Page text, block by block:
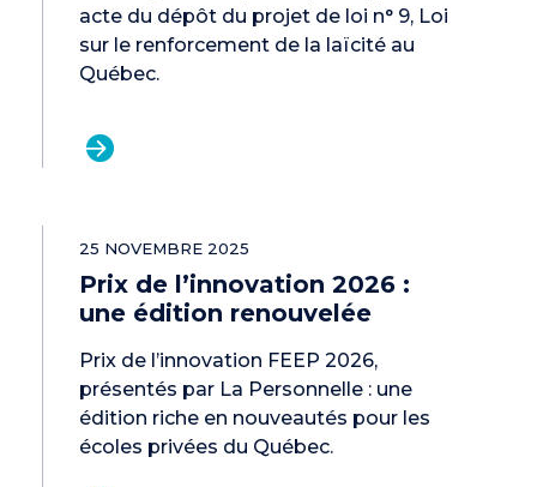
acte du dépôt du projet de loi n° 9, Loi
sur le renforcement de la laïcité au
Québec.
25 NOVEMBRE 2025
Prix de l’innovation 2026 :
une édition renouvelée
Prix de l’innovation FEEP 2026,
présentés par La Personnelle : une
édition riche en nouveautés pour les
écoles privées du Québec.